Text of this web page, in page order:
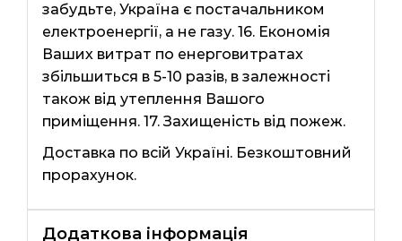
забудьте, Україна є постачальником
електроенергії, а не газу. 16. Економія
Ваших витрат по енерговитратах
збільшиться в 5-10 разів, в залежності
також від утеплення Вашого
приміщення. 17. Захищеність від пожеж.
Доставка по всій Україні. Безкоштовний
прорахунок.
Додаткова інформація